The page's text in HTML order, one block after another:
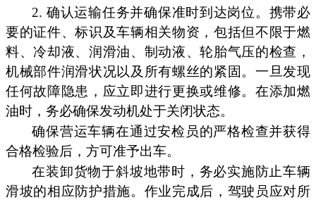
2. 确认运输任务并确保准时到达岗位。携带必
要的证件、标识及车辆相关物资，包括但不限于燃
料、冷却液、润滑油、制动液、轮胎气压的检查，
机械部件润滑状况以及所有螺丝的紧固。一旦发现
任何故障隐患，应立即进行更换或维修。在添加燃
油时，务必确保发动机处于关闭状态。
确保营运车辆在通过安检员的严格检查并获得
合格检验后，方可准予出车。
在装卸货物于斜坡地带时，务必实施防止车辆
滑坡的相应防护措施。作业完成后，驾驶员应对所